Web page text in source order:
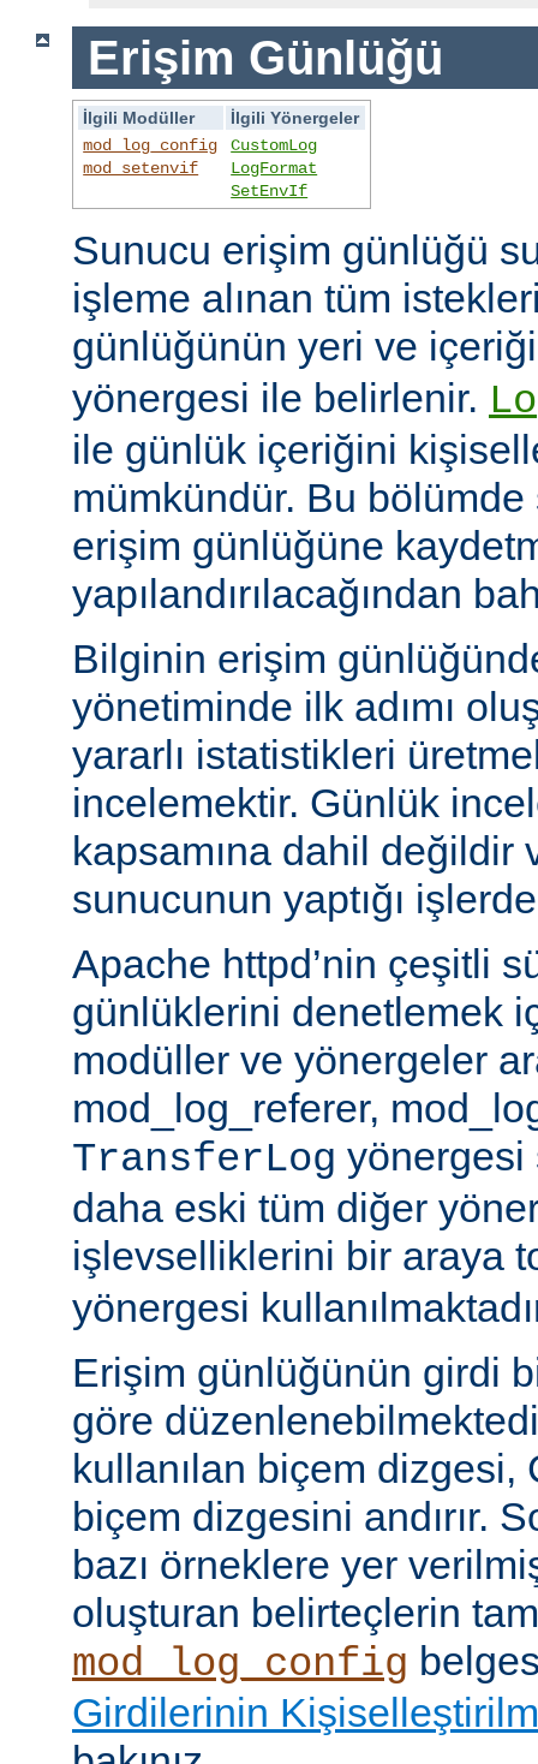
Erişim Günlüğü
İlgili Modüller
İlgili Yönergeler
mod_log_config
mod_setenvif
CustomLog
LogFormat
SetEnvIf
Sunucu erişim günlüğü
işleme alınan tüm
günlüğünün yeri ve
yönergesi ile belirlenir.
ile günlük içeriğini
mümkündür. Bu
erişim günlüğüne
yapılandırılacağından
Bilginin erişim
yönetiminde ilk adımı
yararlı istatistikleri
incelemektir. Günlük
kapsamına dahil değildir
sunucunun yaptığı
Apache httpd’nin çeşitli
günlüklerini denetlemek
modüller ve yönergeler
mod_log_referer,
TransferLog yönergesi
daha eski tüm diğer
işlevselliklerini bir araya
yönergesi
Erişim günlüğünün girdi
göre
kullanılan biçem dizgesi,
biçem dizgesini andırır.
bazı örneklere yer
oluşturan belirteçlerin
mod_log_config
Girdilerinin